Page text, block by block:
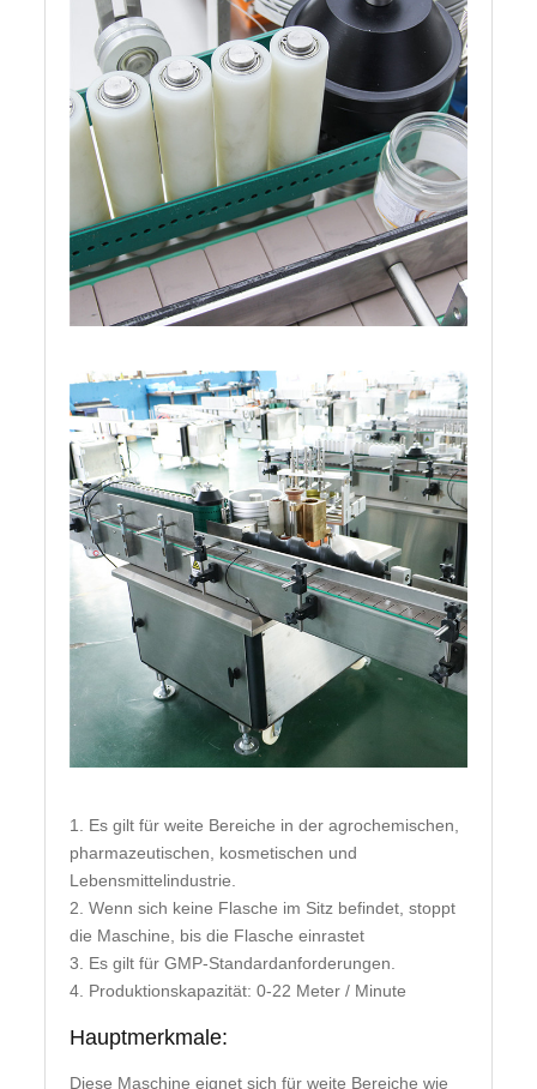
1. Es gilt für weite Bereiche in der agrochemischen,
pharmazeutischen, kosmetischen und
Lebensmittelindustrie.
2. Wenn sich keine Flasche im Sitz befindet, stoppt
die Maschine, bis die Flasche einrastet
3. Es gilt für GMP-Standardanforderungen.
4. Produktionskapazität: 0-22 Meter / Minute
Hauptmerkmale:
Diese Maschine eignet sich für weite Bereiche wie